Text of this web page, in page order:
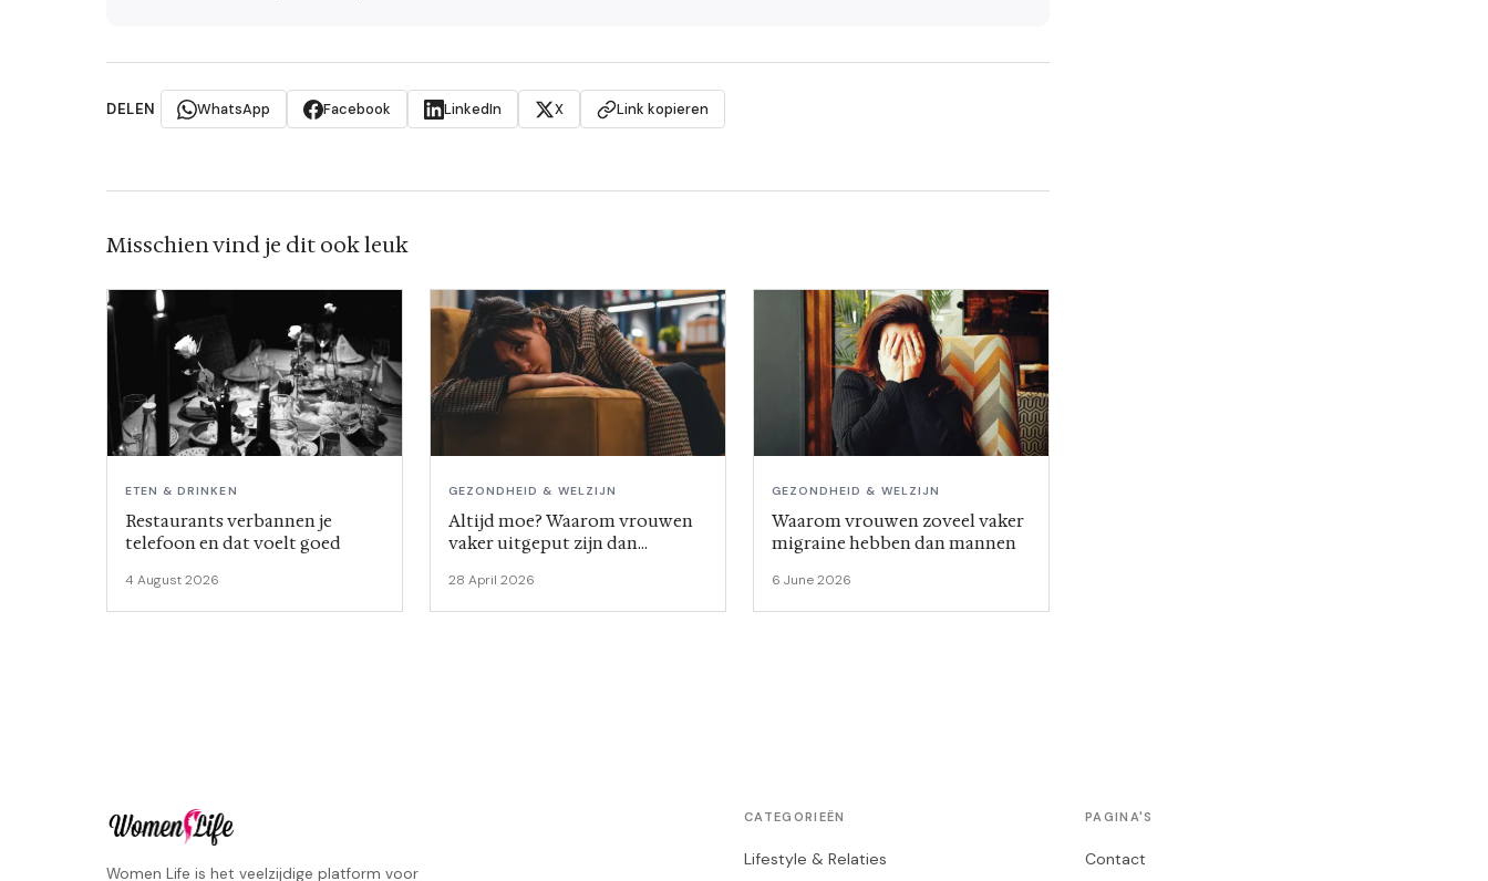
DELEN WhatsApp Facebook LinkedIn X Link kopieren
Misschien vind je dit ook leuk
ETEN & DRINKEN
Restaurants verbannen je
telefoon en dat voelt goed
4 August 2026
GEZONDHEID & WELZIJN
Altijd moe? Waarom vrouwen
vaker uitgeput zijn dan
28 April 2026
GEZONDHEID & WELZIJN
Waarom vrouwen zoveel vaker
migraine hebben dan mannen
6 June 2026
Women Life is het veelzijdige platform voor
CATEGORIEËN
Lifestyle & Relaties
PAGINA'S
Contact